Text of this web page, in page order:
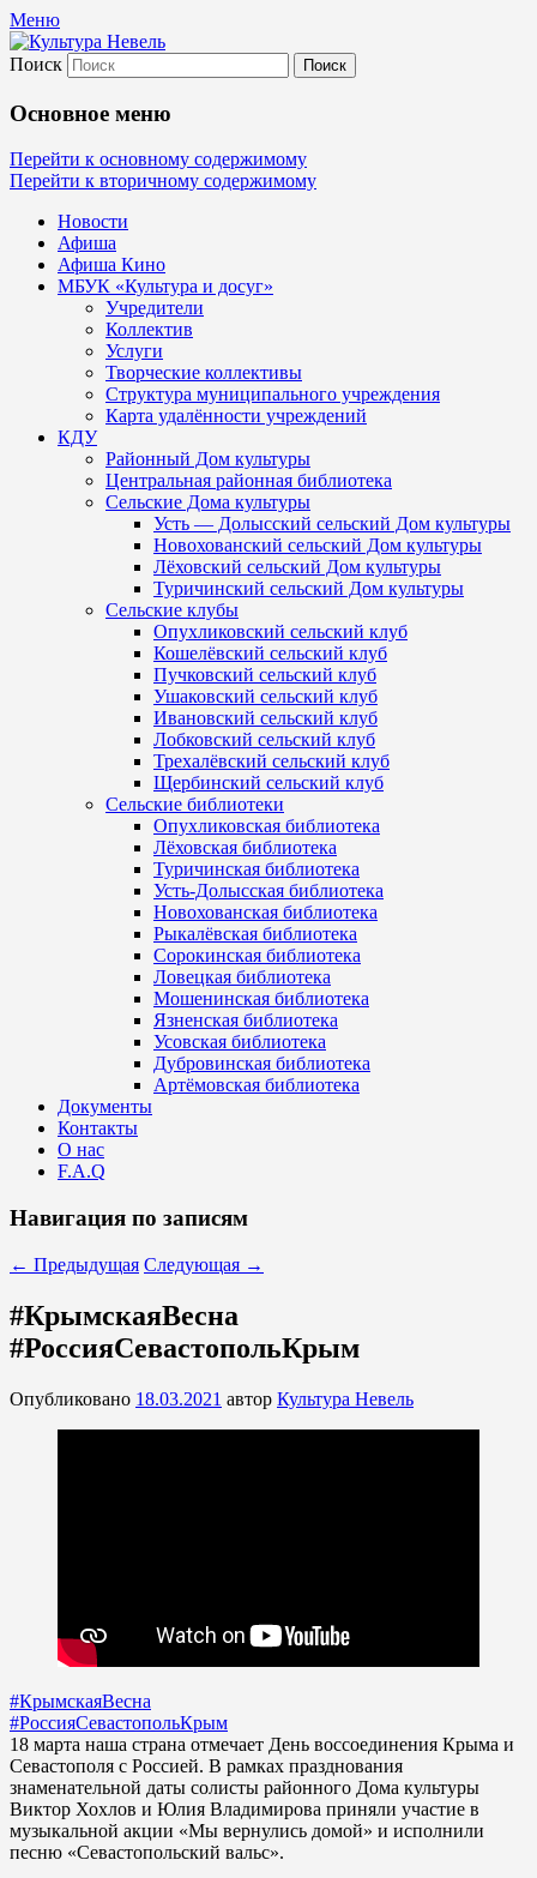
Меню
Культура Невель
МБУК Невельского района "Культура
и досуг"
Поиск
Основное меню
Перейти к основному содержимому
Перейти к вторичному содержимому
Новости
Афиша
Афиша Кино
МБУК «Культура и досуг»
Учредители
Коллектив
Услуги
Творческие коллективы
Структура муниципального учреждения
Карта удалённости учреждений
КДУ
Районный Дом культуры
Центральная районная библиотека
Сельские Дома культуры
Усть — Долысский сельский Дом культуры
Новохованский сельский Дом культуры
Лёховский сельский Дом культуры
Туричинский сельский Дом культуры
Сельские клубы
Опухликовский сельский клуб
Кошелёвский сельский клуб
Пучковский сельский клуб
Ушаковский сельский клуб
Ивановский сельский клуб
Лобковский сельский клуб
Трехалёвский сельский клуб
Щербинский сельский клуб
Сельские библиотеки
Опухликовская библиотека
Лёховская библиотека
Туричинская библиотека
Усть-Долысская библиотека
Новохованская библиотека
Рыкалёвская библиотека
Сорокинская библиотека
Ловецкая библиотека
Мошенинская библиотека
Язненская библиотека
Усовская библиотека
Дубровинская библиотека
Артёмовская библиотека
Документы
Контакты
О нас
F.A.Q
Навигация по записям
← Предыдущая Следующая →
#КрымскаяВесна
#РоссияСевастопольКрым
Опубликовано 18.03.2021 автор Культура Невель
#КрымскаяВесна
#РоссияСевастопольКрым
18 марта наша страна отмечает День воссоединения Крыма и
Севастополя с Россией. В рамках празднования
знаменательной даты солисты районного Дома культуры
Виктор Хохлов и Юлия Владимирова приняли участие в
музыкальной акции «Мы вернулись домой» и исполнили
песню «Севастопольский вальс».